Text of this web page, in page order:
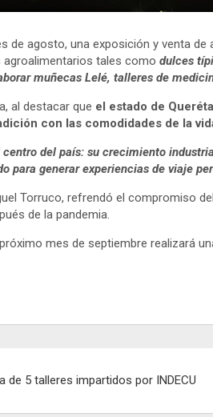
de agosto, una exposición y venta de
tales como dulces
muñecas Lelé, talleres de
al destacar que el estado de
con las comodidades de la
del país: su crecimiento
para generar experiencias de viaje
Torruco, refrendó el compromiso
de la pandemia.
mes de septiembre realizará
de 5 talleres impartidos por INDECU